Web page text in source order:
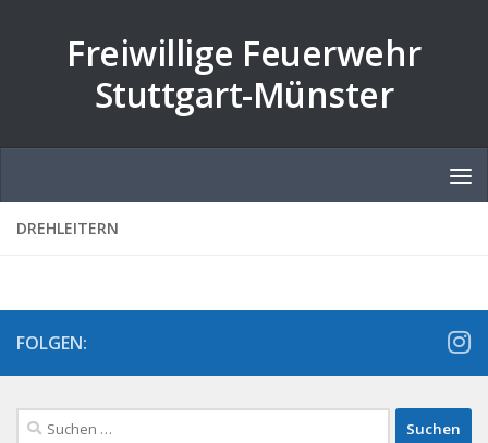
Freiwillige Feuerwehr
Stuttgart-Münster
DREHLEITERN
FOLGEN:
Suchen